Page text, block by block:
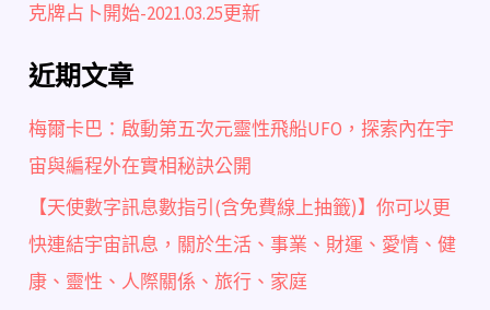
克牌占卜開始-2021.03.25更新
近期文章
梅爾卡巴：啟動第五次元靈性飛船UFO，探索內在宇
宙與編程外在實相秘訣公開
【天使數字訊息數指引(含免費線上抽籤)】你可以更
快連結宇宙訊息，關於生活、事業、財運、愛情、健
康、靈性、人際關係、旅行、家庭